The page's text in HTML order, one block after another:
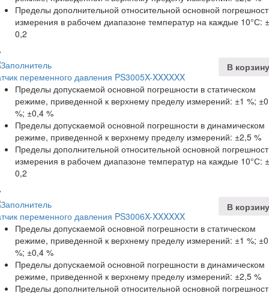
Пределы дополнительной относительной основной
измерения в рабочем диапазоне температур на каждые 10°С: ±
0,2
В корзину
переменного давления PS3005X-XXXXXX
Пределы допускаемой основной погрешности в статическом
режиме, приведенной к верхнему пределу измерений: ±1 %;
%; ±0,4 %
Пределы допускаемой основной погрешности в динамическом
режиме, приведенной к верхнему пределу измерений: ±2,5 %
Пределы дополнительной относительной основной
измерения в рабочем диапазоне температур на каждые 10°С: ±
0,2
В корзину
переменного давления PS3006X-XXXXXX
Пределы допускаемой основной погрешности в статическом
режиме, приведенной к верхнему пределу измерений: ±1 %;
%; ±0,4 %
Пределы допускаемой основной погрешности в динамическом
режиме, приведенной к верхнему пределу измерений: ±2,5 %
Пределы дополнительной относительной основной